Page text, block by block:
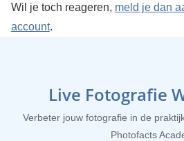
Wil je toch reageren, meld je dan
account.
Live Fotografie
Verbeter jouw fotografie in de
Photofacts